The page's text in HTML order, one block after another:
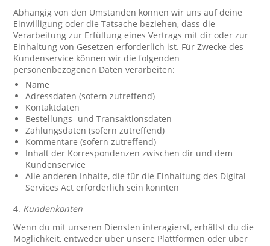
Abhängig von den Umständen können wir uns auf deine
Einwilligung oder die Tatsache beziehen, dass die
Verarbeitung zur Erfüllung eines Vertrags mit dir oder zur
Einhaltung von Gesetzen erforderlich ist. Für Zwecke des
Kundenservice können wir die folgenden
personenbezogenen Daten verarbeiten:
Name
Adressdaten (sofern zutreffend)
Kontaktdaten
Bestellungs- und Transaktionsdaten
Zahlungsdaten (sofern zutreffend)
Kommentare (sofern zutreffend)
Inhalt der Korrespondenzen zwischen dir und dem
Kundenservice
Alle anderen Inhalte, die für die Einhaltung des Digital
Services Act erforderlich sein könnten
4. Kundenkonten
Wenn du mit unseren Diensten interagierst, erhältst du die
Möglichkeit, entweder über unsere Plattformen oder über